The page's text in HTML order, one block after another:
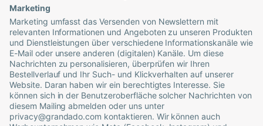
Marketing
Marketing umfasst das Versenden von Newslettern mit
relevanten Informationen und Angeboten zu unseren Produkten
und Dienstleistungen über verschiedene Informationskanäle wie
E-Mail oder unsere anderen (digitalen) Kanäle. Um diese
Nachrichten zu personalisieren, überprüfen wir Ihren
Bestellverlauf und Ihr Such- und Klickverhalten auf unserer
Website. Daran haben wir ein berechtigtes Interesse. Sie
können sich in der Benutzeroberfläche solcher Nachrichten von
diesem Mailing abmelden oder uns unter
privacy@grandado.com kontaktieren. Wir können auch